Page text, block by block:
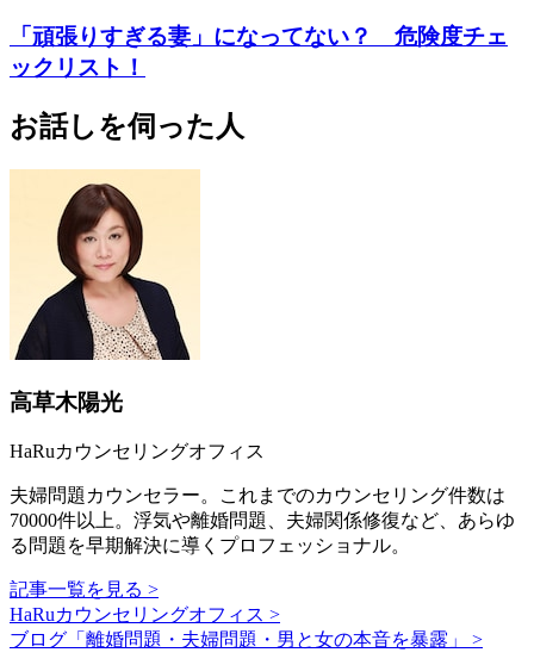
「頑張りすぎる妻」になってない？ 危険度チェ
ックリスト！
お話しを伺った人
高草木陽光
HaRuカウンセリングオフィス
夫婦問題カウンセラー。これまでのカウンセリング件数は
70000件以上。浮気や離婚問題、夫婦関係修復など、あらゆ
る問題を早期解決に導くプロフェッショナル。
記事一覧を見る >
HaRuカウンセリングオフィス >
ブログ「離婚問題・夫婦問題・男と女の本音を暴露」 >